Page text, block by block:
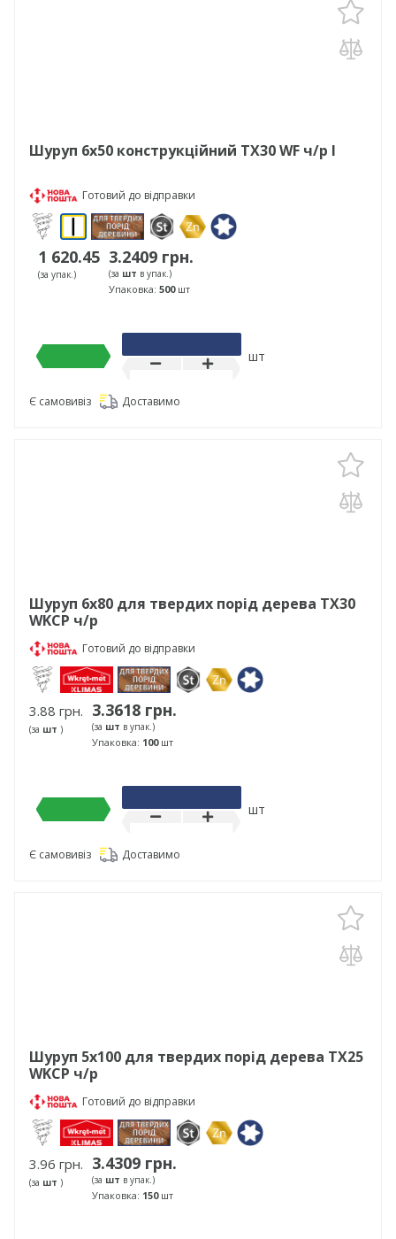
Шуруп 6х50 конструкційний TX30 WF ч/р І
Готовий до відправки
1 620.45
(за упак.)
3.2409 грн.
(за шт в упак.)
Упаковка: 500шт
шт
Є самовивіз Доставимо
Шуруп 6х80 для твердих порід дерева TX30
WKCP ч/р
Готовий до відправки
3.88 грн.
(за шт )
3.3618 грн.
(за шт в упак.)
Упаковка: 100шт
шт
Є самовивіз Доставимо
Шуруп 5х100 для твердих порід дерева TX25
WKCP ч/р
Готовий до відправки
3.96 грн.
(за шт )
3.4309 грн.
(за шт в упак.)
Упаковка: 150шт